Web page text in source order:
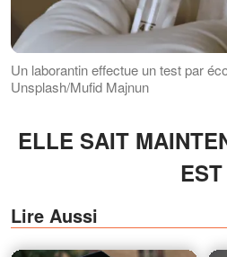
Un laborantin effectue un test par
Unsplash/Mufid Majnun
ELLE SAIT
EST
Lire Aussi